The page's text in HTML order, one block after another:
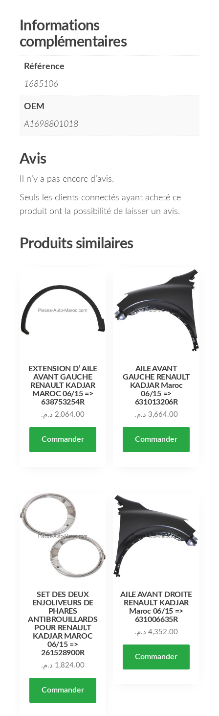
Informations
complémentaires
Référence
1685106
OEM
A1698801018
Avis
Il n’y a pas encore d’avis.
Seuls les clients connectés ayant acheté ce
produit ont la possibilité de laisser un avis.
Produits similaires
EXTENSION D’ AILE
AVANT GAUCHE
RENAULT KADJAR
MAROC 06/15 =>
638753254R
2,064.00 د.م.
Commander
AILE AVANT
GAUCHE RENAULT
KADJAR Maroc
06/15 =>
631013206R
3,664.00 د.م.
Commander
SET DES DEUX
ENJOLIVEURS DE
PHARES
ANTIBROUILLARDS
POUR RENAULT
KADJAR MAROC
06/15 =>
261528900R
1,824.00 د.م.
Commander
AILE AVANT DROITE
RENAULT KADJAR
Maroc 06/15 =>
631006635R
4,352.00 د.م.
Commander